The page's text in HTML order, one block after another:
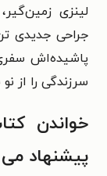
لینزی
جراحی جدیدی
پاشیده‌اش
سرزندگی را از
خواندن
پیشنهاد